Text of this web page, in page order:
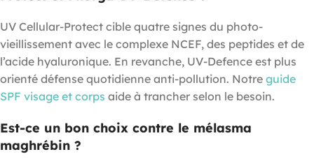
UV Cellular-Protect cible quatre signes du photo-
vieillissement avec le complexe NCEF, des peptides et de
l’acide hyaluronique. En revanche, UV-Defence est plus
orienté défense quotidienne anti-pollution. Notre guide
SPF visage et corps aide à trancher selon le besoin.
Est-ce un bon choix contre le mélasma
maghrébin ?